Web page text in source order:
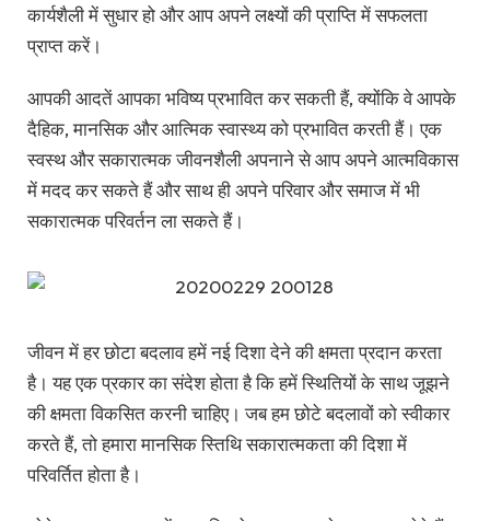
कार्यशैली में सुधार हो और आप अपने लक्ष्यों की प्राप्ति में सफलता
प्राप्त करें।
आपकी आदतें आपका भविष्य प्रभावित कर सकती हैं, क्योंकि वे आपके
दैहिक, मानसिक और आत्मिक स्वास्थ्य को प्रभावित करती हैं। एक
स्वस्थ और सकारात्मक जीवनशैली अपनाने से आप अपने आत्मविकास
में मदद कर सकते हैं और साथ ही अपने परिवार और समाज में भी
सकारात्मक परिवर्तन ला सकते हैं।
जीवन में हर छोटा बदलाव हमें नई दिशा देने की क्षमता प्रदान करता
है। यह एक प्रकार का संदेश होता है कि हमें स्थितियों के साथ जूझने
की क्षमता विकसित करनी चाहिए। जब हम छोटे बदलावों को स्वीकार
करते हैं, तो हमारा मानसिक स्तिथि सकारात्मकता की दिशा में
परिवर्तित होता है।